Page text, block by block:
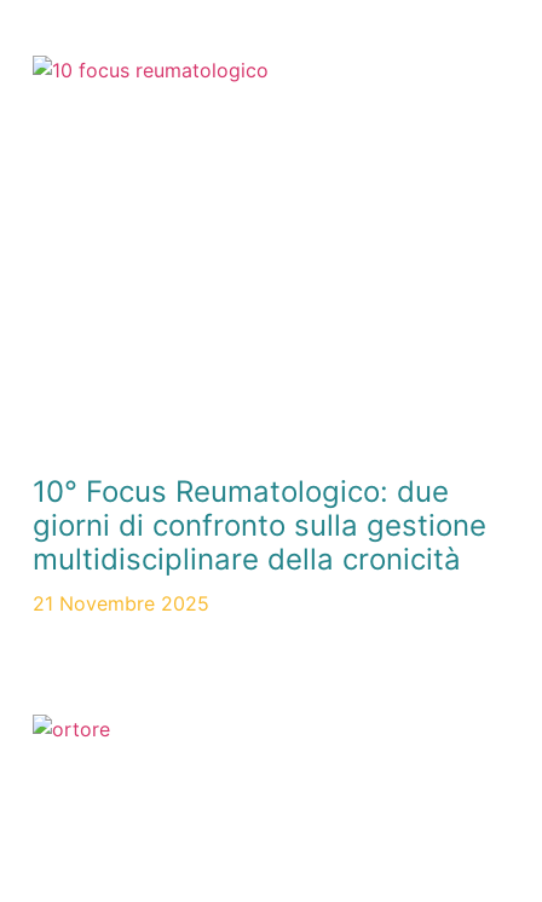
10° Focus Reumatologico: due
giorni di confronto sulla gestione
multidisciplinare della cronicità
21 Novembre 2025